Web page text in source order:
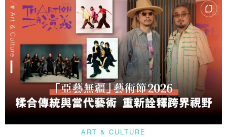
ART & CULTURE